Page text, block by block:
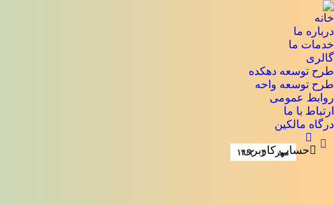
خانه
درباره ما
خدمات ما
گالری
طرح توسعه دهکده
طرح توسعه واحه
روابط عمومی
ارتباط با ما
درگاه مالکین
جستجو:
حساب کاربری
مهر ۴ ۱۴۰۲